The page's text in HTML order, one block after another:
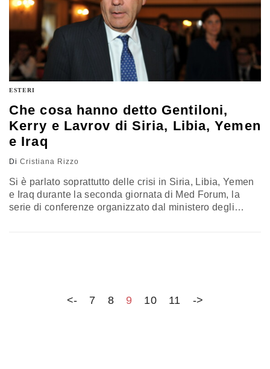
ESTERI
Che cosa hanno detto Gentiloni,
Kerry e Lavrov di Siria, Libia, Yemen
e Iraq
Di Cristiana Rizzo
Si è parlato soprattutto delle crisi in Siria, Libia, Yemen
e Iraq durante la seconda giornata di Med Forum, la
serie di conferenze organizzato dal ministero degli
<- 7 8 9 10 11 ->